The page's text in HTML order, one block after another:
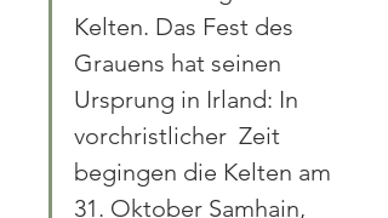
Kelten. Das Fest des
Grauens hat seinen
Ursprung in Irland: In
vorchristlicher  Zeit
begingen die Kelten am
31. Oktober Samhain,